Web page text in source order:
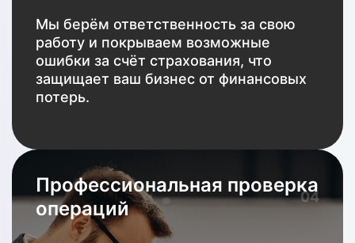
Мы берём ответственность за свою
работу и покрываем возможные
ошибки за счёт страхования, что
защищает ваш бизнес от финансовых
потерь.
Профессиональная проверка
операций
04